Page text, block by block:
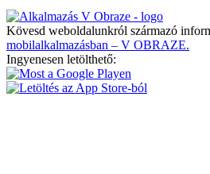
Kövesd weboldalunkról származó
mobilalkalmazásban – V OBRAZE.
Ingyenesen letölthető: